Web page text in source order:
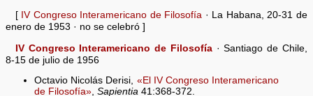
[ IV Congreso Interamericano de Filosofía · La Habana, 20-31 de
enero de 1953 · no se celebró ]
IV Congreso Interamericano de Filosofía· Santiago de Chile,
8-15 de julio de 1956
Octavio Nicolás Derisi, «El IV Congreso Interamericano
de Filosofía», Sapientia41:368-372.